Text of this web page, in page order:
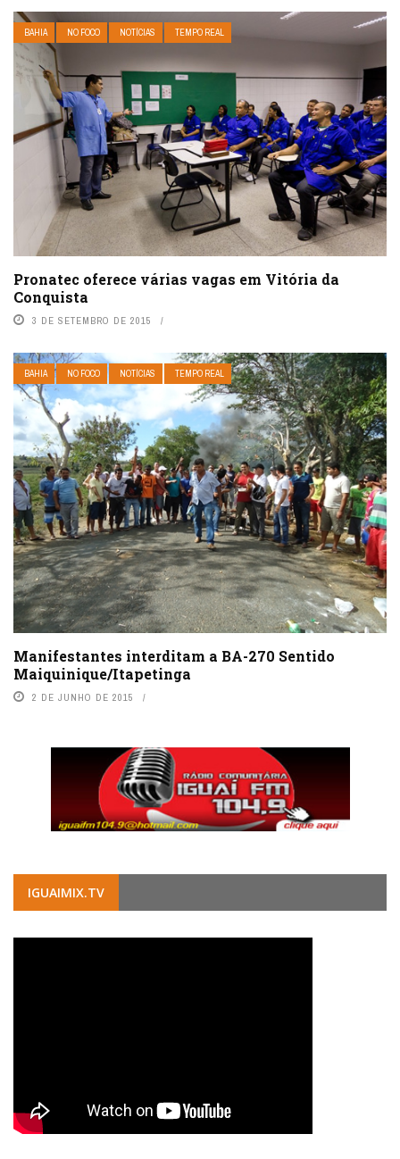
BAHIA NO FOCO NOTÍCIAS TEMPO REAL
Pronatec oferece várias vagas em Vitória da
Conquista
3 DE SETEMBRO DE 2015
BAHIA NO FOCO NOTÍCIAS TEMPO REAL
Manifestantes interditam a BA-270 Sentido
Maiquinique/Itapetinga
2 DE JUNHO DE 2015
IGUAIMIX.TV